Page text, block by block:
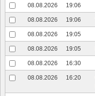
08.08.2026 19:06
08.08.2026 19:06
08.08.2026 19:05
08.08.2026 19:05
08.08.2026 16:30
08.08.2026 16:20